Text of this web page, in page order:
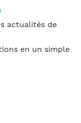
actualités de
en un simple